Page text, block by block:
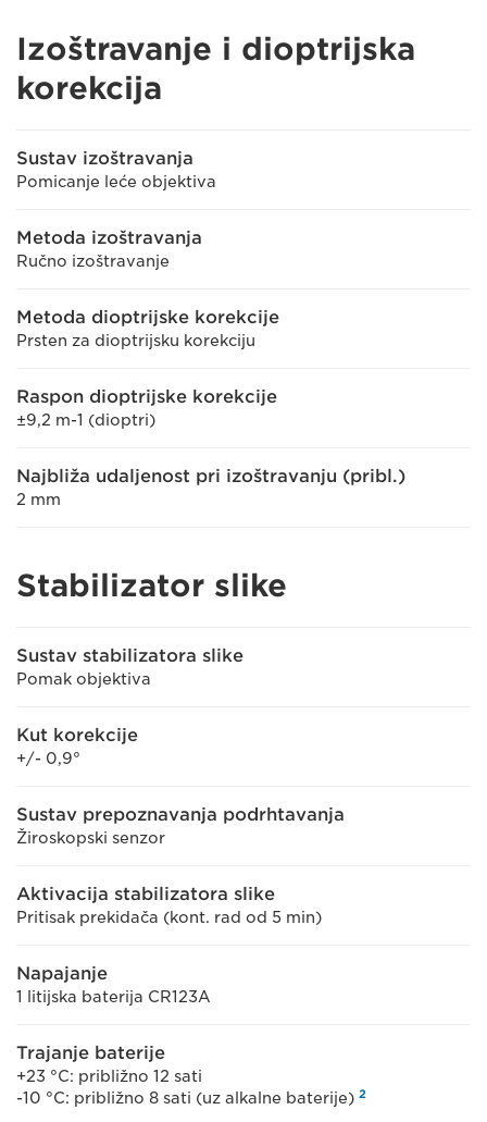
Izoštravanje i dioptrijska
korekcija
Sustav izoštravanja
Pomicanje leće objektiva
Metoda izoštravanja
Ručno izoštravanje
Metoda dioptrijske korekcije
Prsten za dioptrijsku korekciju
Raspon dioptrijske korekcije
±9,2 m-1 (dioptri)
Najbliža udaljenost pri izoštravanju (pribl.)
2 mm
Stabilizator slike
Sustav stabilizatora slike
Pomak objektiva
Kut korekcije
+/- 0,9°
Sustav prepoznavanja podrhtavanja
Žiroskopski senzor
Aktivacija stabilizatora slike
Pritisak prekidača (kont. rad od 5 min)
Napajanje
1 litijska baterija CR123A
Trajanje baterije
+23 °C: približno 12 sati
-10 °C: približno 8 sati (uz alkalne baterije) 2